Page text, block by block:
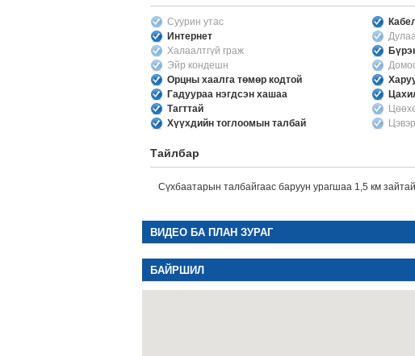
Суурин утас
Интернет
Халаалтгүй граж
Эйр кондешн
Орцны хаалга төмөр кодтой
Гадуураа нэгдсэн хашаа
Тагттай
Хүүхдийн тоглоомын талбай
Тайлбар
Сүхбаатарын талбайгаас баруун урагшаа 1,5 км
ВИДЕО БА ПЛАН ЗУРАГ
БАЙРШИЛ